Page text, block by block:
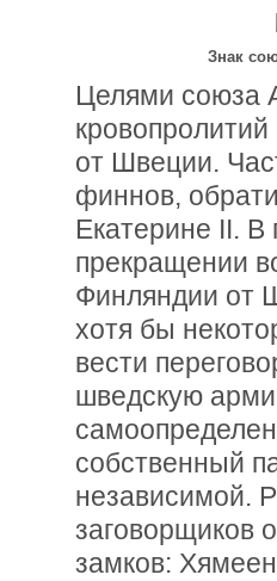
Знак
Целями союза
от Швеции.
финнов,
Екатерине II.
прекращении
Финляндии от
хотя бы
вести
шведскую
собственный
независимой.
заговорщиков
замков: